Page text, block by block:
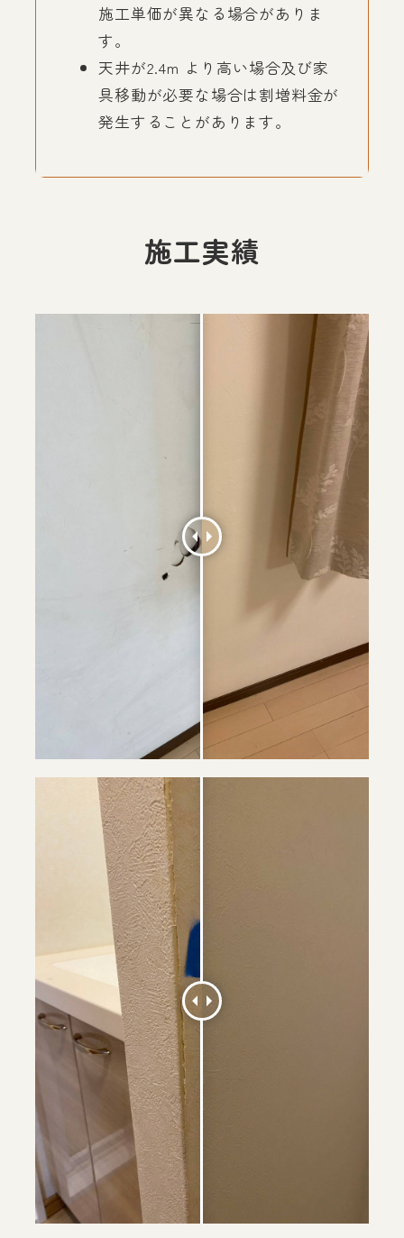
施工単価が異なる場合がありま
す。
天井が2.4m より高い場合及び家
具移動が必要な場合は割増料金が
発生することがあります。
施工実績